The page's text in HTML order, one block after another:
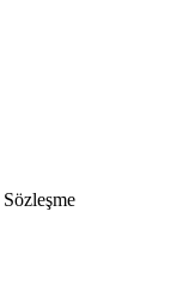
Sözleşme